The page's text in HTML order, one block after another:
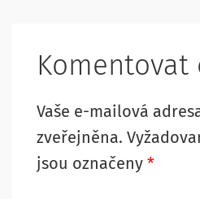
Komentovat
Vaše e-mailová
zveřejněna.
jsou označeny *